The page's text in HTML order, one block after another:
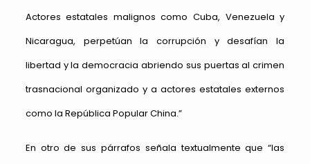
Actores estatales malignos como Cuba, Venezuela y
Nicaragua, perpetúan la corrupción y desafían la
libertad y la democracia abriendo sus puertas al crimen
trasnacional organizado y a actores estatales externos
como la República Popular China.”
En otro de sus párrafos señala textualmente que “las